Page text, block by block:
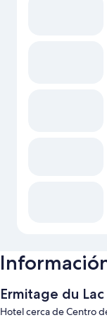
Ermitage du
Hotel cerca de Centro